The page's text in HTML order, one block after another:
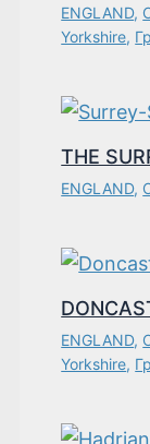
ENGLAND,
Yorkshire,
THE
ENGLAND,
ENGLAND,
Yorkshire,